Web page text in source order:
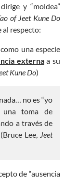
y “moldea”
of Jeet Kune Do
al respecto:
una especie
externaa su
Kune Do)
no es “yo
una toma de
a través de
Lee, Jeet
de “ausencia